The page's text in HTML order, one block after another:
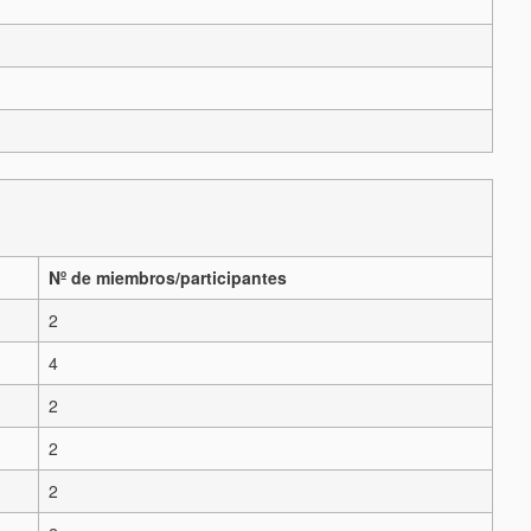
Nº de miembros/participantes
2
4
2
2
2